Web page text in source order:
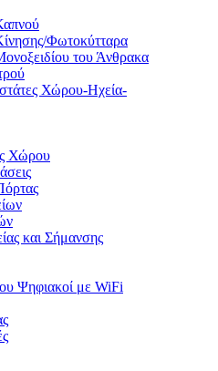
Φωτοκύτταρα
του Άνθρακα
Χώρου-Ηχεία-
Χώρου
και Σήμανσης
Ψηφιακοί με WiFi